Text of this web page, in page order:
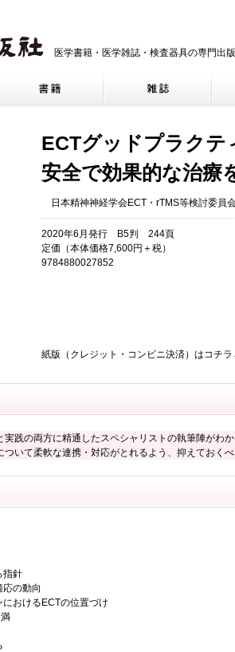
医学書籍・医学雑誌・検査器具の専門出
ECTグッドプラクテ
安全で効果的な治療
日本精神神経学会ECT・rTMS等検討委員
2020年6月発行 B5判 244頁
定価（本体価格7,600円＋税）
9784880027852
紙版（クレジット・コンビニ決済）はコチ
践の両方に精通したスペシャリストの執筆陣がわ
いて柔軟な連携・対応がとれるよう、抑えておく
指針
の動向
おけるECTの位置づけ